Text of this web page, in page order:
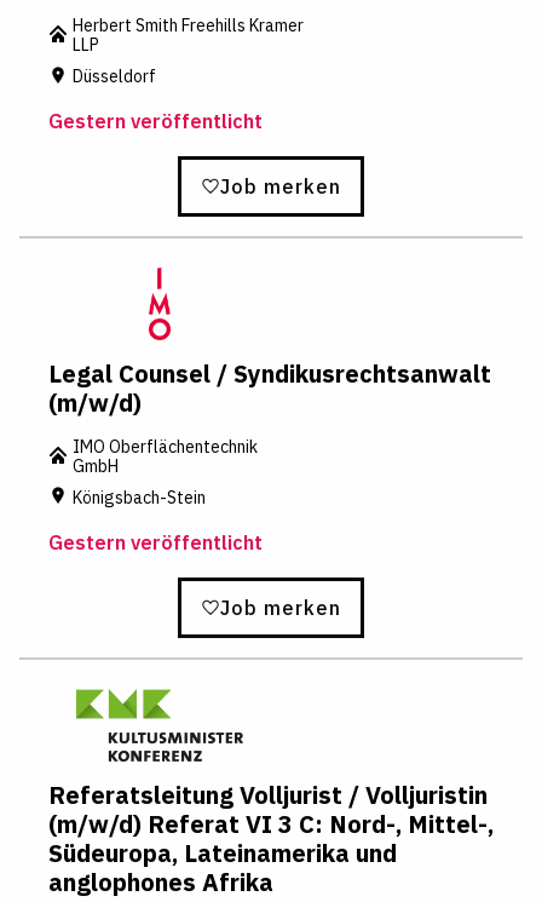
Herbert Smith Freehills Kramer
LLP
Düsseldorf
Gestern veröffentlicht
Job merken
Legal Counsel / Syndikusrechtsanwalt
(m/w/d)
IMO Oberflächentechnik
GmbH
Königsbach-Stein
Gestern veröffentlicht
Job merken
Referatsleitung Volljurist / Volljuristin
(m/w/d) Referat VI 3 C: Nord-, Mittel-,
Südeuropa, Lateinamerika und
anglophones Afrika